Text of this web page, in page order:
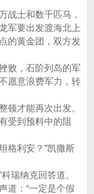
士和数千匹马，
军要出发渡海北上
的黄金团，双方发
败，石阶列岛的军
愿意浪费军力，转
才能再次出发。
受到预料中的阻
格利安？”凯撒斯
瑞纳克回答道。
：“一定是个假